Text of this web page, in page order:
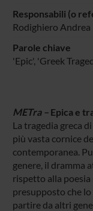
Responsabili (o
Rodighiero Andrea
Parole chiave
'Epic', 'Greek
METra – Epica e
La tragedia greca
più vasta cornice
contemporanea.
genere, il dramma
rispetto alla
presupposto che
partire da altri